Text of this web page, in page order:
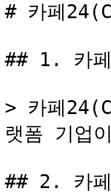
# 카페
## 1. 카
> 카페
랫폼 기업
## 2. 카